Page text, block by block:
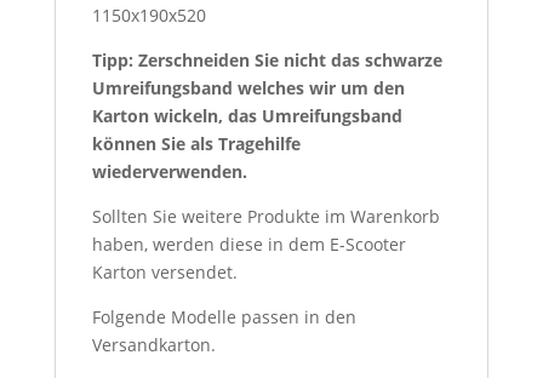
1150x190x520
Tipp: Zerschneiden Sie nicht das schwarze
Umreifungsband welches wir um den
Karton wickeln, das Umreifungsband
können Sie als Tragehilfe
wiederverwenden.
Sollten Sie weitere Produkte im Warenkorb
haben, werden diese in dem E-Scooter
Karton versendet.
Folgende Modelle passen in den
Versandkarton.